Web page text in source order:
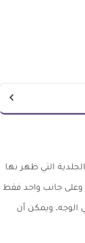
التي ظهر بها
جانب واحد فقط
الوجه. ويمكن أن